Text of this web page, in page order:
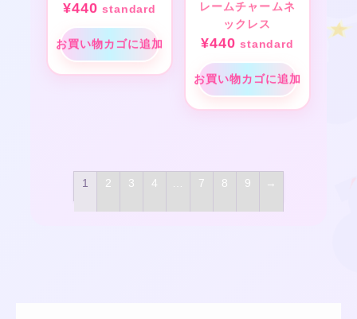
¥440 standard
お買い物カゴに追加
レームチャームネ
ックレス
¥440 standard
お買い物カゴに追加
1 2 3 4 … 7 8 9 →